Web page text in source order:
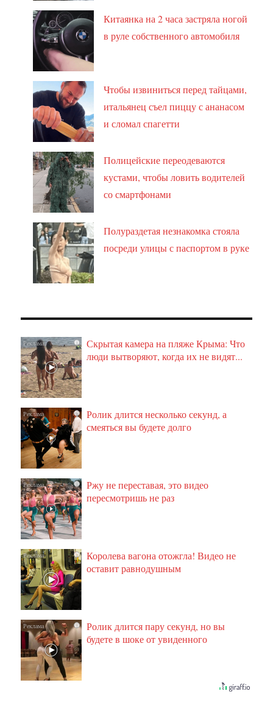
Китаянка на 2 часа застряла ногой
в руле собственного автомобиля
Чтобы извиниться перед тайцами,
итальянец съел пиццу с ананасом
и сломал спагетти
Полицейские переодеваются
кустами, чтобы ловить водителей
со смартфонами
Полураздетая незнакомка стояла
посреди улицы с паспортом в руке
i
Скрытая камера на пляже Крыма: Что
люди вытворяют, когда их не видят...
i
Ролик длится несколько секунд, а
смеяться вы будете долго
i
Ржу не переставая, это видео
пересмотришь не раз
i
Королева вагона отожгла! Видео не
оставит равнодушным
i
Ролик длится пару секунд, но вы
будете в шоке от увиденного